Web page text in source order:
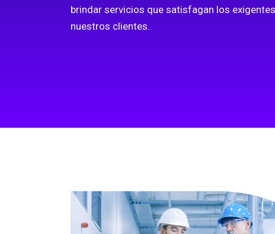
brindar servicios que satisfagan los
nuestros clientes.